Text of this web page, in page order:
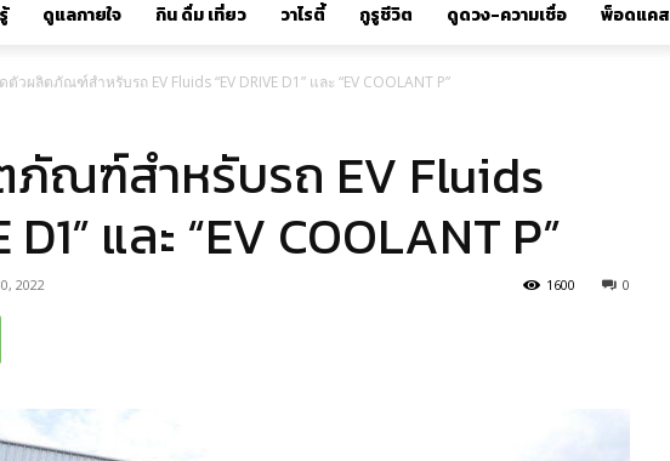
ดูแลกายใจ กิน ดื่ม เที่ยว วาไรตี้ กูรูชีวิต ดูดวง-ความเชื่อ พ็อดแคส
ตัวผลิตภัณฑ์สำหรับรถ EV Fluids “EV DRIVE D1” และ “EV COOLANT P”
ณฑ์สำหรับรถ EV Fluids
D1” และ “EV COOLANT P”
2022 0
1600